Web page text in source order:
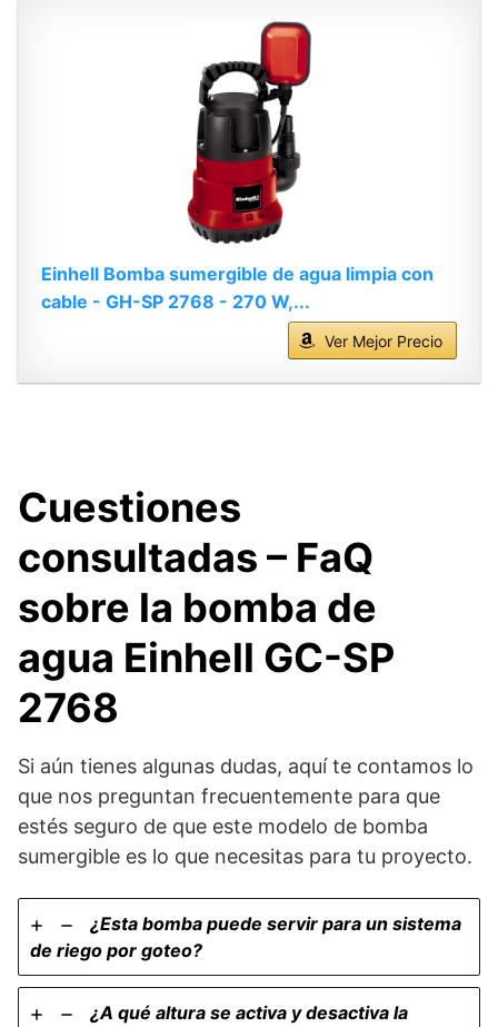
Einhell Bomba sumergible de agua limpia con
cable - GH-SP 2768 - 270 W,...
Ver Mejor Precio
Cuestiones
consultadas – FaQ
sobre la bomba de
agua Einhell GC-SP
2768
Si aún tienes algunas dudas, aquí te contamos lo
que nos preguntan frecuentemente para que
estés seguro de que este modelo de bomba
sumergible es lo que necesitas para tu proyecto.
¿Esta bomba puede servir para un sistema
de riego por goteo?
¿A qué altura se activa y desactiva la